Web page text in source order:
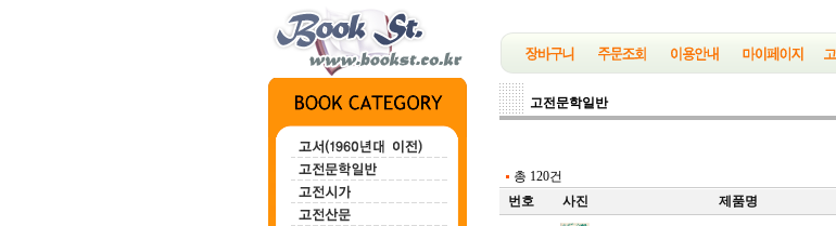
고전문학일반
총 120건
번호
사진 제품명